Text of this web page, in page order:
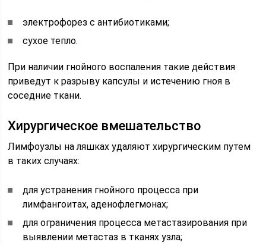
электрофорез с антибиотиками;
сухое тепло.
При наличии гнойного воспаления такие действия
приведут к разрыву капсулы и истечению гноя в
соседние ткани.
Хирургическое вмешательство
Лимфоузлы на ляшках удаляют хирургическим путем
в таких случаях:
для устранения гнойного процесса при
лимфангоитах, аденофлегмонах;
для ограничения процесса метастазирования при
выявлении метастаз в тканях узла;